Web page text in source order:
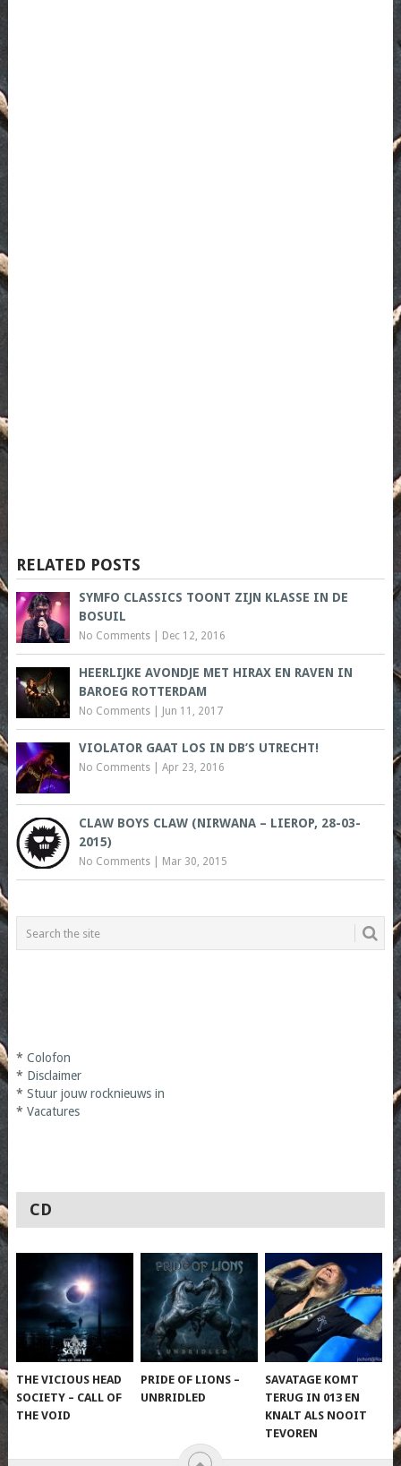
RELATED POSTS
SYMFO CLASSICS TOONT ZIJN KLASSE IN DE
BOSUIL
No Comments| Dec 12, 2016
HEERLIJKE AVONDJE MET HIRAX EN RAVEN IN
BAROEG ROTTERDAM
No Comments| Jun 11, 2017
VIOLATOR GAAT LOS IN DB’S UTRECHT!
No Comments| Apr 23, 2016
CLAW BOYS CLAW (NIRWANA – LIEROP, 28-03-
2015)
No Comments| Mar 30, 2015
* Colofon
* Disclaimer
* Stuur jouw rocknieuws in
* Vacatures
CD
THE VICIOUS HEAD
SOCIETY – CALL OF
THE VOID
PRIDE OF LIONS –
UNBRIDLED
SAVATAGE KOMT
TERUG IN 013 EN
KNALT ALS NOOIT
TEVOREN